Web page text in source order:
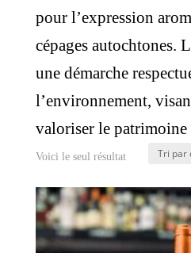
pour l’expression
cépages autochtones.
une démarche
l’environnement,
valoriser le
Voici le seul résultat